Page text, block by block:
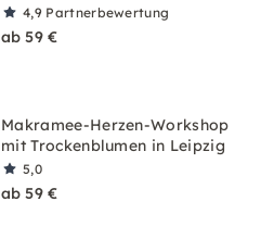
4,9 Partnerbewertung
ab 59 €
Makramee-Herzen-Workshop
mit Trockenblumen in Leipzig
5,0
ab 59 €